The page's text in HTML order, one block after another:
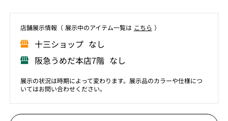
店舗展⽰情報（ 展⽰中のアイテム⼀覧は こちら ）
⼗三ショップ なし
阪急うめだ本店7階 なし
展示の状況は時期によって変わります。展示品のカラーや仕様につ
いてはお問い合わせください。